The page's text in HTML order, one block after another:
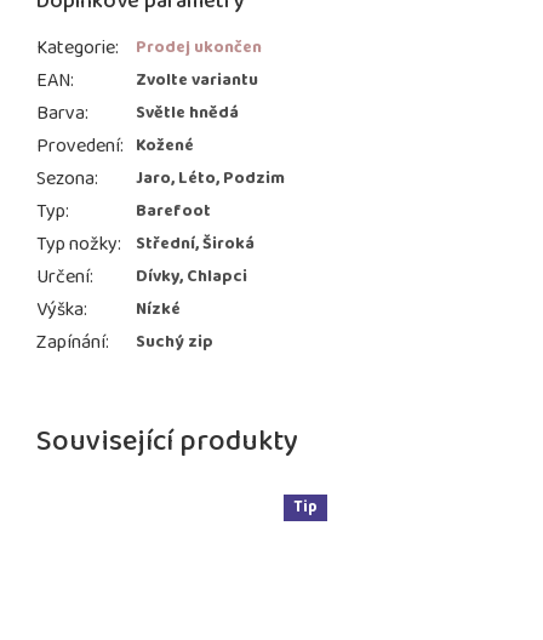
Související produkty
Tip
Kategorie: Prodej ukončen
EAN: Zvolte variantu
Barva: Světle hnědá
Provedení: Kožené
Sezona: Jaro, Léto, Podzim
Typ: Barefoot
Typ nožky: Střední, Široká
Určení: Dívky, Chlapci
Výška: Nízké
Zapínání: Suchý zip